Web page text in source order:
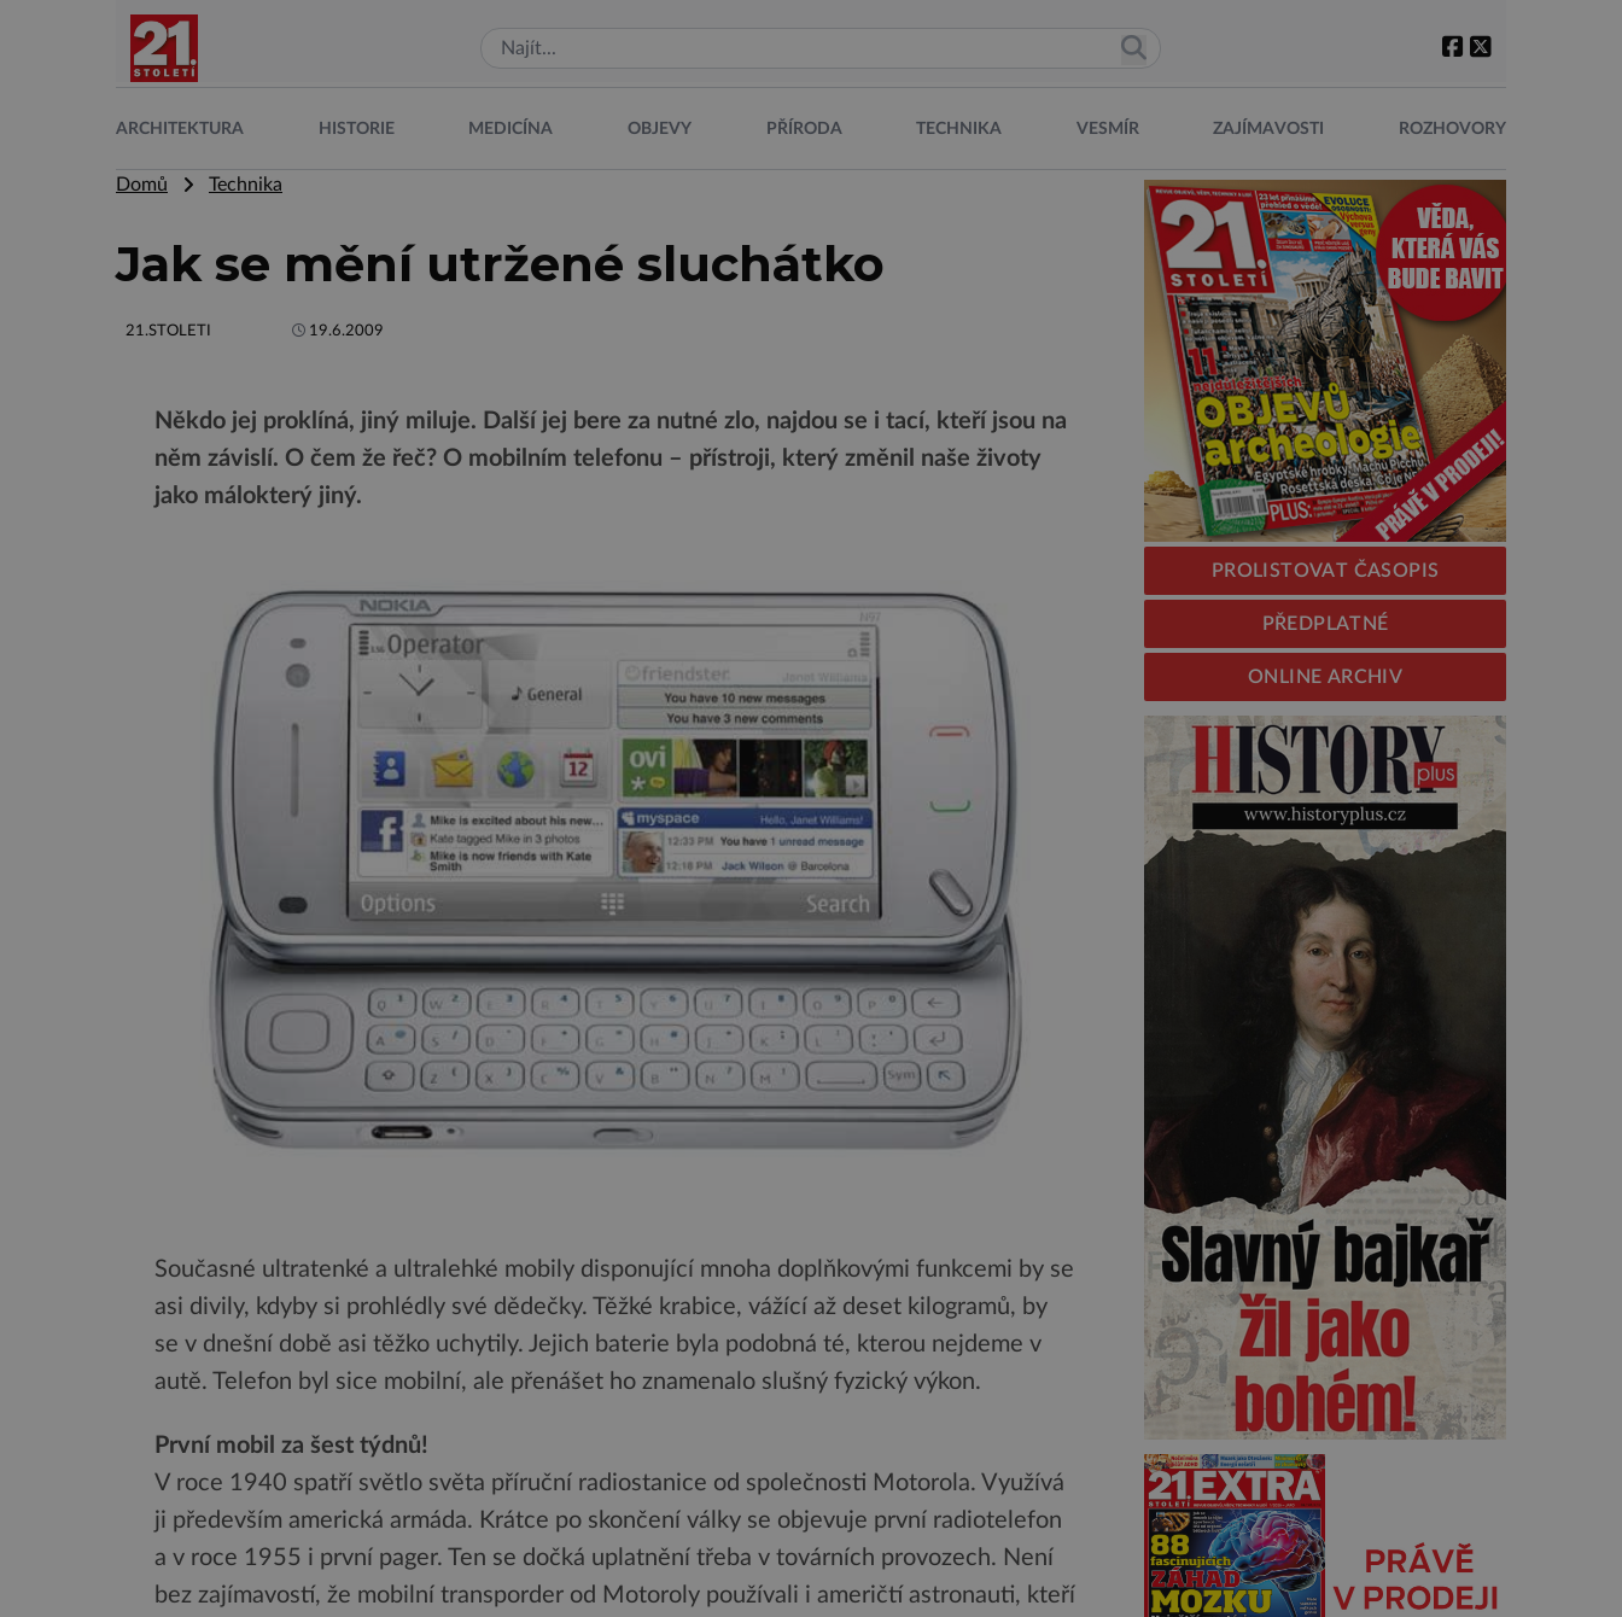
ARCHITEKTURA HISTORIE MEDICÍNA OBJEVY PŘÍRODA TECHNIKA VESMÍR ZAJÍMAVOSTI ROZHOVORY
Domů Technika
Jak se mění utržené sluchátko
21.STOLETI 19.6.2009
Někdo jej proklíná, jiný miluje. Další jej bere za nutné zlo, najdou se i tací, kteří jsou na
něm závislí. O čem že řeč? O mobilním telefonu – přístroji, který změnil naše životy
jako málokterý jiný.
Současné ultratenké a ultralehké mobily disponující mnoha doplňkovými funkcemi by se
asi divily, kdyby si prohlédly své dědečky. Těžké krabice, vážící až deset kilogramů, by
se v dnešní době asi těžko uchytily. Jejich baterie byla podobná té, kterou nejdeme v
autě. Telefon byl sice mobilní, ale přenášet ho znamenalo slušný fyzický výkon.
První mobil za šest týdnů!
V roce 1940 spatří světlo světa příruční radiostanice od společnosti Motorola. Využívá
ji především americká armáda. Krátce po skončení války se objevuje první radiotelefon
a v roce 1955 i první pager. Ten se dočká uplatnění třeba v továrních provozech. Není
bez zajímavostí, že mobilní transporder od Motoroly používali i američtí astronauti, kteří
PROLISTOVAT ČASOPIS
PŘEDPLATNÉ
ONLINE ARCHIV